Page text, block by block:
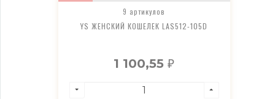
9 артикулов
YS ЖЕНСКИЙ КОШЕЛЕК LAS512-105D
1 100,55₽